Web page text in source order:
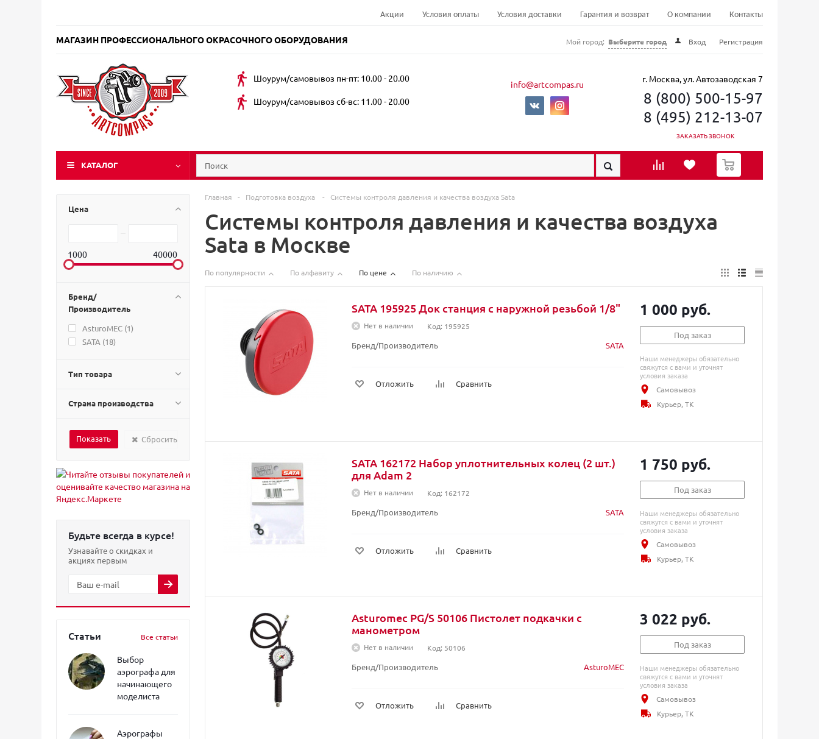
Акции Условия оплаты Условия доставки Гарантия и возврат О компании Контакты
МАГАЗИН ПРОФЕССИОНАЛЬНОГО ОКРАСОЧНОГО ОБОРУДОВАНИЯ Мой город: Выберите город Вход Регистрация
Шоурум/самовывоз пн-пт: 10.00 - 20.00
Шоурум/самовывоз сб-вс: 11.00 - 20.00
info@artcompas.ru г. Москва, ул. Автозаводская 7
8 (800) 500-15-97
8 (495) 212-13-07
ЗАКАЗАТЬ ЗВОНОК
КАТАЛОГ
0
Цена
1000 40000
Бренд/
Производитель
AsturoMEC (1)
SATA (18)
Тип товара
Страна производства
Сбросить
Будьте всегда в курсе!
Узнавайте о скидках и
акциях первым
Статьи Все статьи
Выбор
аэрографа для
начинающего
моделиста
Аэрографы
Главная - Подготовка воздуха - Системы контроля давления и качества воздуха Sata
Системы контроля давления и качества воздуха
Sata в Москве
По популярности По алфавиту По цене По наличию
SATA 195925 Док станция с наружной резьбой 1/8"
Нет в наличии Код: 195925
Бренд/Производитель SATA
Отложить Сравнить
1 000 руб.
Под заказ
Наши менеджеры обязательно
свяжутся с вами и уточнят
условия заказа
Самовывоз
Курьер, ТК
SATA 162172 Набор уплотнительных колец (2 шт.)
для Adam 2
Нет в наличии Код: 162172
Бренд/Производитель SATA
Отложить Сравнить
1 750 руб.
Под заказ
Наши менеджеры обязательно
свяжутся с вами и уточнят
условия заказа
Самовывоз
Курьер, ТК
Asturomec PG/S 50106 Пистолет подкачки с
манометром
Нет в наличии Код: 50106
Бренд/Производитель AsturoMEC
Отложить Сравнить
3 022 руб.
Под заказ
Наши менеджеры обязательно
свяжутся с вами и уточнят
условия заказа
Самовывоз
Курьер, ТК